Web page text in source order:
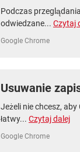
Podczas
odwiedzane... Czytaj
Google Chrome
Usuwanie
Jeżeli nie chcesz,
łatwy... Czytaj dalej
Google Chrome